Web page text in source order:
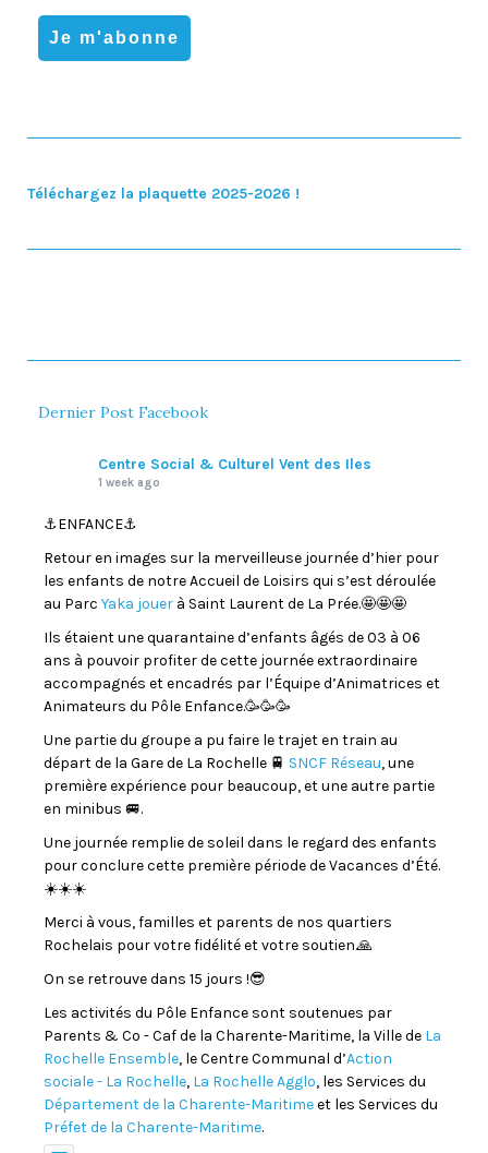
Téléchargez la plaquette 2025-2026 !
Dernier Post Facebook
Centre Social & Culturel Vent des Iles
1 week ago
⚓️ENFANCE⚓️
Retour en images sur la merveilleuse journée d’hier pour
les enfants de notre Accueil de Loisirs qui s’est déroulée
au Parc Yaka jouer à Saint Laurent de La Prée.🤩🤩🤩
Ils étaient une quarantaine d’enfants âgés de 03 à 06
ans à pouvoir profiter de cette journée extraordinaire
accompagnés et encadrés par l’Équipe d’Animatrices et
Animateurs du Pôle Enfance.🥳🥳🥳
Une partie du groupe a pu faire le trajet en train au
départ de la Gare de La Rochelle 🚆 SNCF Réseau, une
première expérience pour beaucoup, et une autre partie
en minibus 🚐.
Une journée remplie de soleil dans le regard des enfants
pour conclure cette première période de Vacances d’Été.
☀️☀️☀️
Merci à vous, familles et parents de nos quartiers
Rochelais pour votre fidélité et votre soutien.🙏
On se retrouve dans 15 jours !😎
Les activités du Pôle Enfance sont soutenues par
Parents & Co - Caf de la Charente-Maritime, la Ville de La
Rochelle Ensemble, le Centre Communal d’Action
sociale - La Rochelle, La Rochelle Agglo, les Services du
Département de la Charente-Maritimeet les Services du
Préfet de la Charente-Maritime.